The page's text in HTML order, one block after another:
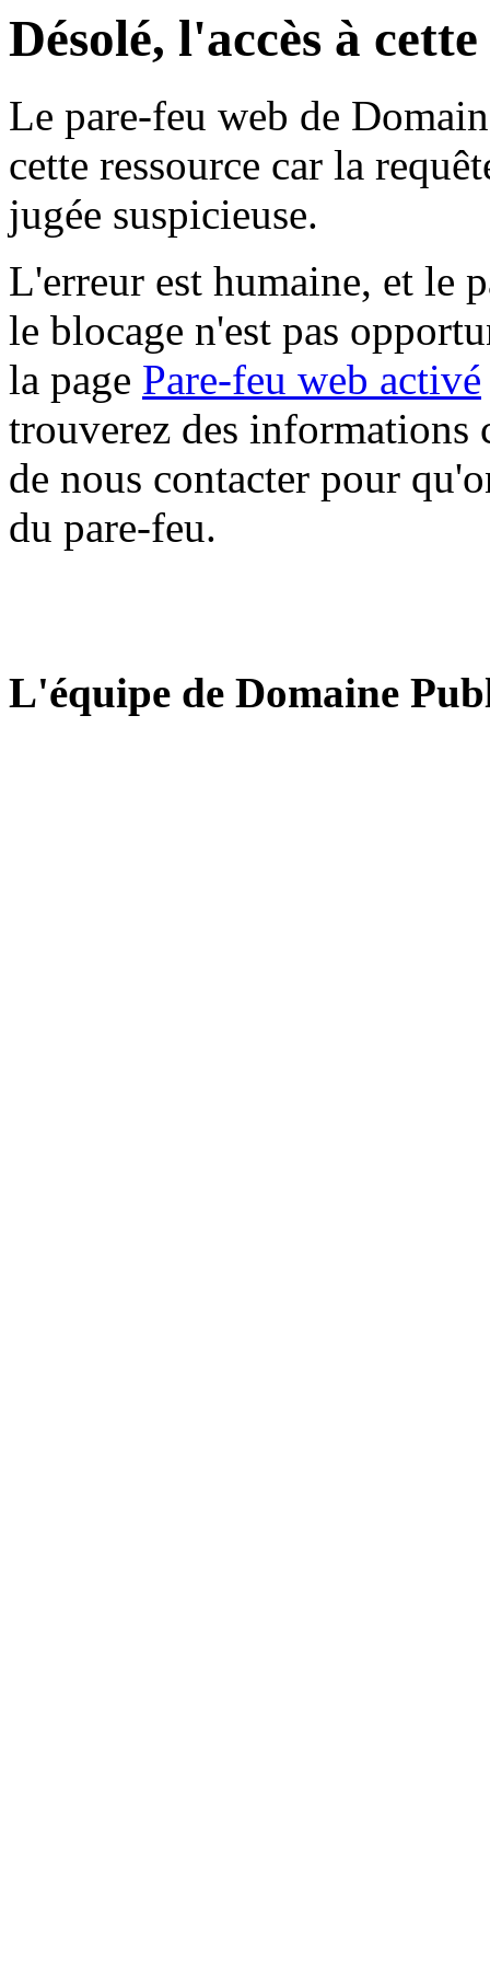
Désolé, l'accès à
Le pare-feu web de
cette ressource car la
jugée suspicieuse.
L'erreur est humaine, et le
le blocage n'est pas
la page Pare-feu web activé
trouverez des informations
de nous contacter pour
du pare-feu.
L'équipe de Domaine